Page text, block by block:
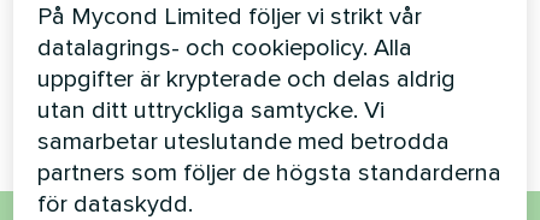
hus, kontor och andra
typer av uppvärmning
På Mycond Limited följer vi strikt vår
datalagrings- och cookiepolicy. Alla
uppgifter är krypterade och delas aldrig
utan ditt uttryckliga samtycke. Vi
samarbetar uteslutande med betrodda
partners som följer de högsta standarderna
för dataskydd.